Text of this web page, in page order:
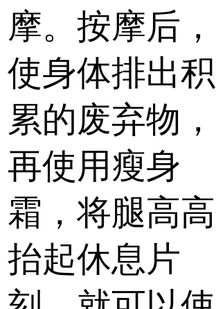
摩。按摩后，
使身体排出积
累的废弃物，
再使用瘦身
霜，将腿高高
抬起休息片